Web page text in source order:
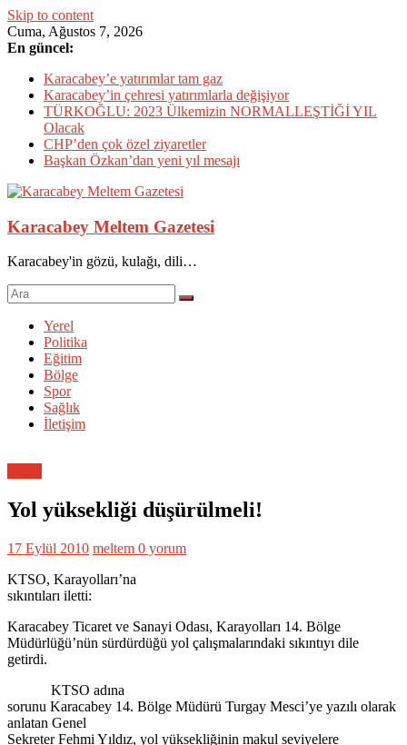
Skip to content
Cuma, Ağustos 7, 2026
En güncel:
Karacabey’e yatırımlar tam gaz
Karacabey’in çehresi yatırımlarla değişiyor
TÜRKOĞLU: 2023 Ülkemizin NORMALLEŞTİĞİ YIL
Olacak
CHP’den çok özel ziyaretler
Başkan Özkan’dan yeni yıl mesajı
Karacabey Meltem Gazetesi
Karacabey'in gözü, kulağı, dili…
Yerel
Politika
Eğitim
Bölge
Spor
Sağlık
İletişim
Yol yüksekliği düşürülmeli!
17 Eylül 2010 meltem 0 yorum
KTSO, Karayolları’na
sıkıntıları iletti:
Karacabey Ticaret ve Sanayi Odası, Karayolları 14. Bölge
Müdürlüğü’nün sürdürdüğü yol çalışmalarındaki sıkıntıyı dile
getirdi.
KTSO adına
sorunu Karacabey 14. Bölge Müdürü Turgay Mesci’ye yazılı olarak
anlatan Genel
Sekreter Fehmi Yıldız, yol yüksekliğinin makul seviyelere